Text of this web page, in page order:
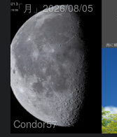
「月」2026/08/05
Condor57